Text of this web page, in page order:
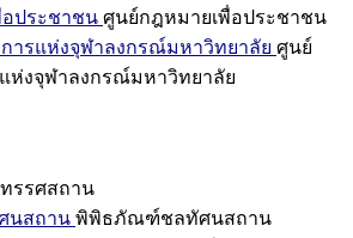
ประชาชน ศูนย์กฎหมายเพื่อประชาชน
ารแห่งจุฬาลงกรณ์มหาวิทยาลัย ศูนย์
ห่งจุฬาลงกรณ์มหาวิทยาลัย
รรศสถาน
นสถาน พิพิธภัณฑ์ชลทัศนสถาน